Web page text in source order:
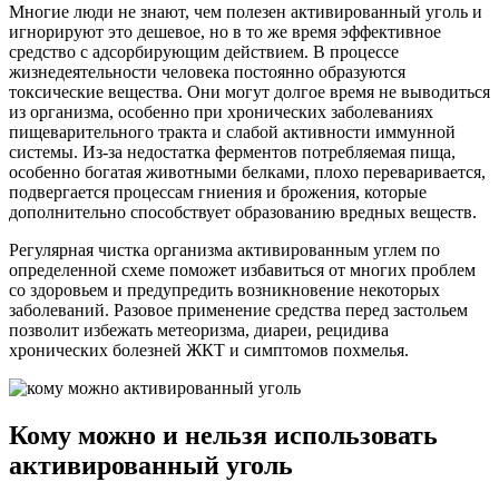
Многие люди не знают, чем полезен активированный уголь и
игнорируют это дешевое, но в то же время эффективное
средство с адсорбирующим действием. В процессе
жизнедеятельности человека постоянно образуются
токсические вещества. Они могут долгое время не выводиться
из организма, особенно при хронических заболеваниях
пищеварительного тракта и слабой активности иммунной
системы. Из-за недостатка ферментов потребляемая пища,
особенно богатая животными белками, плохо переваривается,
подвергается процессам гниения и брожения, которые
дополнительно способствует образованию вредных веществ.
Регулярная чистка организма активированным углем по
определенной схеме поможет избавиться от многих проблем
со здоровьем и предупредить возникновение некоторых
заболеваний. Разовое применение средства перед застольем
позволит избежать метеоризма, диареи, рецидива
хронических болезней ЖКТ и симптомов похмелья.
Кому можно и нельзя использовать
активированный уголь